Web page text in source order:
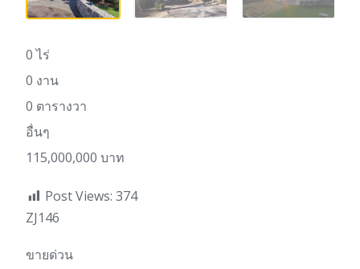
0 ไร่
0 งาน
0 ตารางวา
อื่นๆ
115,000,000 บาท
Post Views: 374
ZJ146
ขายด่วน